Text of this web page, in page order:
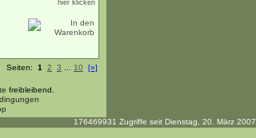
hier klicken
Seiten: 1 2 3 10 [»]
freibleibend.
176469931 Zugriffe seit Dienstag, 20. März 2007